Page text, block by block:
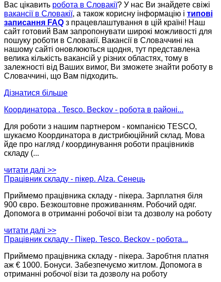
Вас цікавить робота в Словакії? У нас Ви знайдете свіжі
вакансії в Словакії, а також корисну інформацію і типові
записання FAQ з працевлаштування в цій країні! Наш
сайт готовий Вам запропонувати широкі можливості для
пошуку роботи в Словакії. Вакансії в Словаччині на
нашому сайті оновлюються щодня, тут представлена
велика кількість вакансій у різних областях, тому в
залежності від Ваших вимог, Ви зможете знайти роботу в
Словаччині, що Вам підходить.
Дізнатися більше
Координатора . Tesco. Beckov - робота в районі...
Для роботи з нашим партнером - компанією TESCO,
шукаємо Координатора в дистрибюційний склад. Мова
йде про нагляд / координування роботи працівників
складу (...
читати далі >>
Працівник складу - пікер. Alza. Сенець
Приймемо працівника складу - пікера. Зарплатня біля
900 євро. Безкоштовне проживанням. Робочий одяг.
Допомога в отриманні робочої візи та дозволу на роботу
читати далі >>
Працівник складу - Пікер. Tesco. Beckov - робота...
Приймемо працівника складу - пікера. Заробтня платня
аж € 1000. Бонуси. Забезпечуємо житлом. Допомога в
отриманні робочої візи та дозволу на роботу